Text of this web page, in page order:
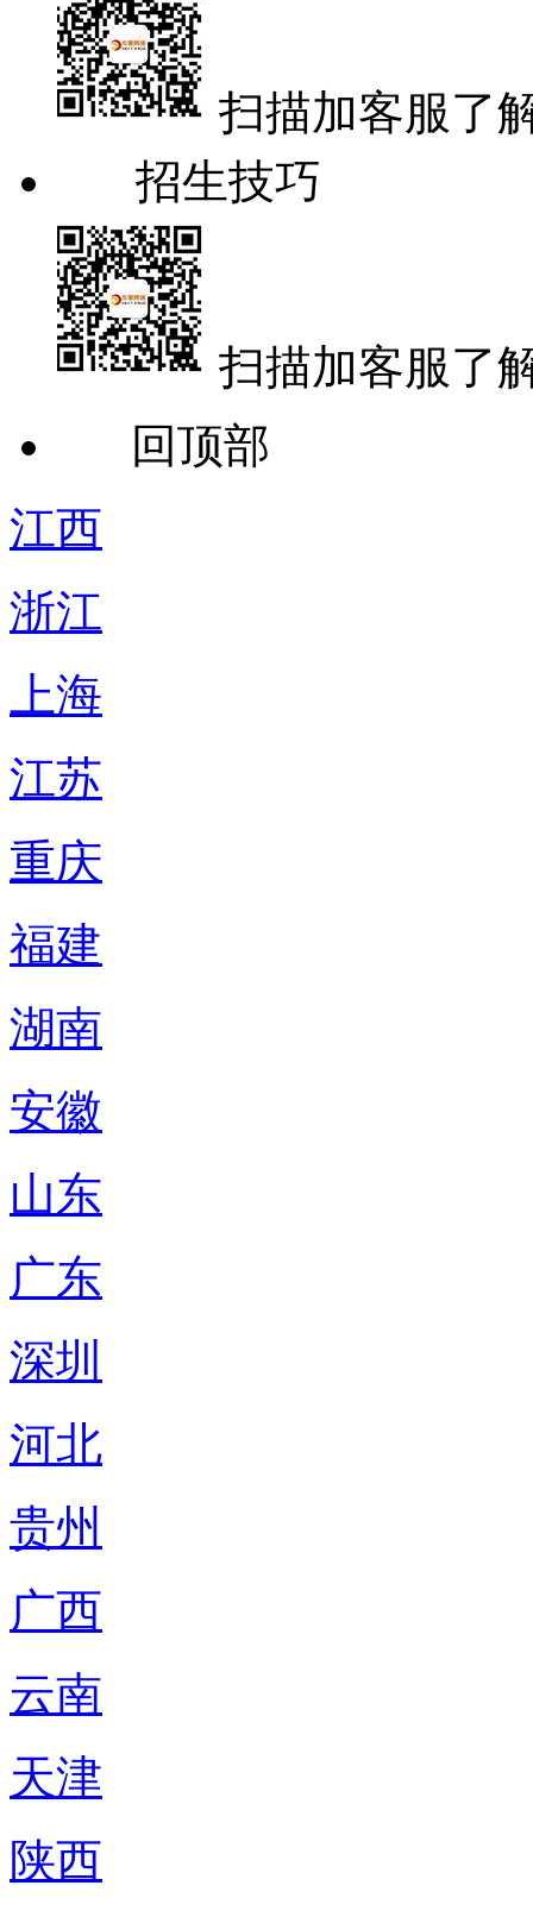
扫描加客服了
招生技巧
扫描加客服了
回顶部
江西
浙江
上海
江苏
重庆
福建
湖南
安徽
山东
广东
深圳
河北
贵州
广西
云南
天津
陕西